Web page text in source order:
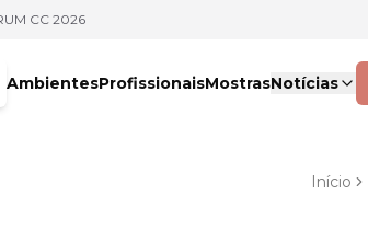
CC 2026
AmbientesProfissionaisMostrasNotícias
Início